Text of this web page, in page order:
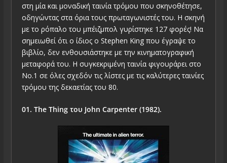
στη μία και μοναδική ταινία τρόμου που σκηνοθέτησε,
οδηγώντας στα όρια τους πρωταγωνιστές του. Η σκηνή
με το ρόπαλο του μπέιζμπολ γυρίστηκε 127 φορές! Να
σημειωθεί ότι ο ίδιος ο Stephen King που έγραψε το
βιβλίο, δεν ενθουσιάστηκε με την κινηματογραφική
μεταφορά του. Η συγκεκριμένη ταινία φιγουράρει στο
Νο.1 σε όλες σχεδόν τις λίστες με τις καλύτερες ταινίες
τρόμου της δεκαετίας του 80.
01. The Thing του John Carpenter (1982).